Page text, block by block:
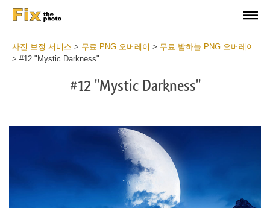
사진 보정 서비스 > 무료 PNG 오버레이 > 무료 밤하늘 PNG 오버레이
> #12 "Mystic Darkness"
#12 "Mystic Darkness"